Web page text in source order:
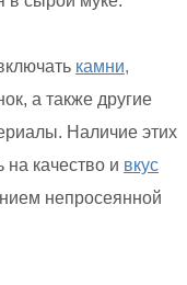
камни,
а также другие
Наличие этих
качество и вкус
непросеянной